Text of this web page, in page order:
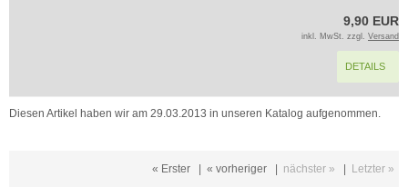
9,90 EUR
inkl. MwSt. zzgl. Versand
DETAILS
Diesen Artikel haben wir am 29.03.2013 in unseren Katalog aufgenommen.
« Erster « vorheriger nächster » Letzter »